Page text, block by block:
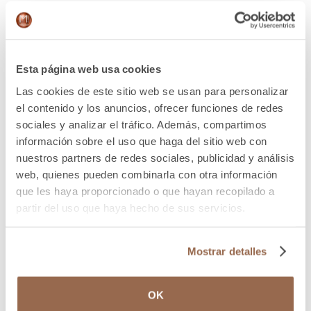
Esta página web usa cookies
Las cookies de este sitio web se usan para personalizar
el contenido y los anuncios, ofrecer funciones de redes
sociales y analizar el tráfico. Además, compartimos
información sobre el uso que haga del sitio web con
nuestros partners de redes sociales, publicidad y análisis
web, quienes pueden combinarla con otra información
que les haya proporcionado o que hayan recopilado a
partir del uso que haya hecho de sus servicios.
Mostrar detalles
OK
TESTIMONIOS DE
PACIENTES
4.8
Servicio mejor valorado
Verificado por: Trustindex
Estela García Adsuara